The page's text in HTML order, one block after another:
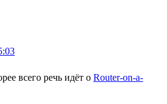
всего речь идёт о Router-on-a-